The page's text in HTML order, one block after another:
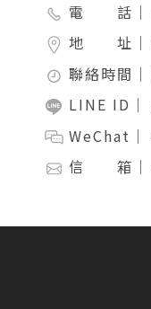
電 話｜
地 址｜
聯絡時間｜
LINE ID｜
WeChat｜
信 箱｜